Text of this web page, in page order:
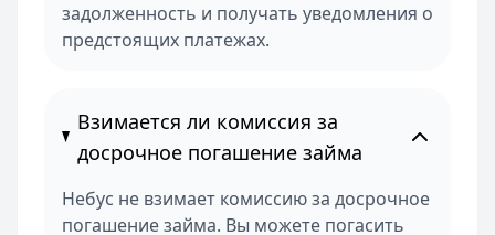
задолженность и получать уведомления о
предстоящих платежах.
Взимается ли комиссия за
досрочное погашение займа
Небус не взимает комиссию за досрочное
погашение займа. Вы можете погасить